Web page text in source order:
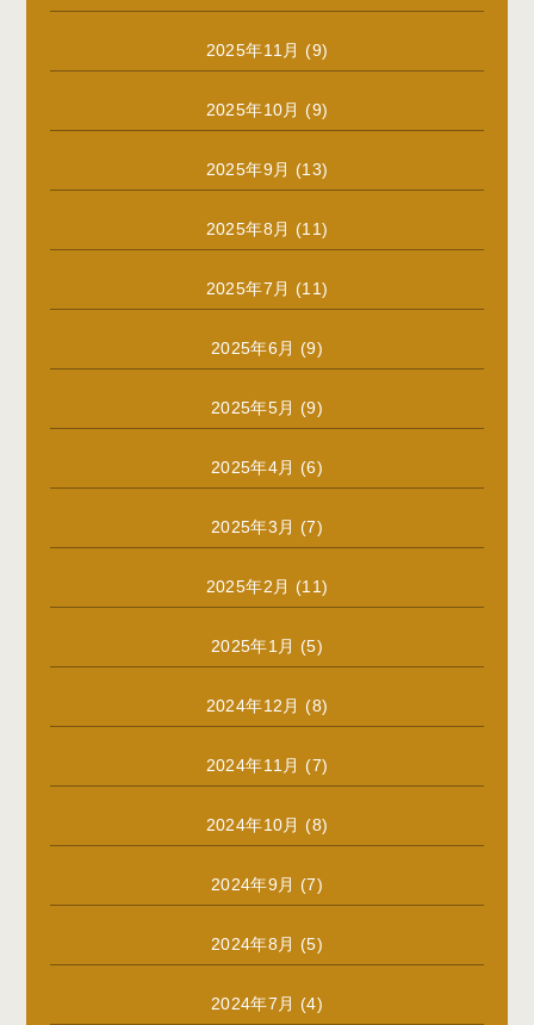
2025年11月 (9)
2025年10月 (9)
2025年9月 (13)
2025年8月 (11)
2025年7月 (11)
2025年6月 (9)
2025年5月 (9)
2025年4月 (6)
2025年3月 (7)
2025年2月 (11)
2025年1月 (5)
2024年12月 (8)
2024年11月 (7)
2024年10月 (8)
2024年9月 (7)
2024年8月 (5)
2024年7月 (4)